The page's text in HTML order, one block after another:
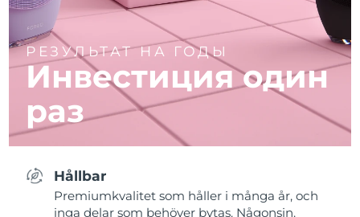
РЕЗУЛЬТАТ НА ГОДЫ
Инвестиция один
раз
Hållbar
Premiumkvalitet som håller i många år, och
inga delar som behöver bytas. Någonsin.